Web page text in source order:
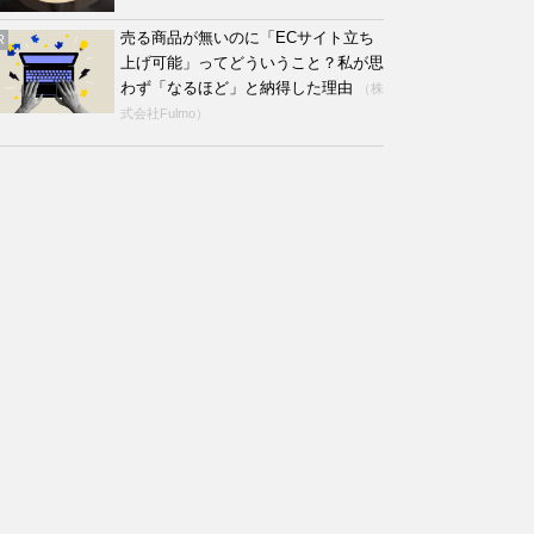
売る商品が無いのに「ECサイト立ち
上げ可能」ってどういうこと？私が思
わず「なるほど」と納得した理由
（株
式会社Fulmo）